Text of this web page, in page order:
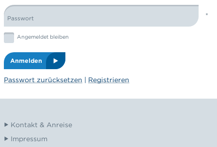
Passwort
Graphic: checkbox
Angemeldet bleiben
Anmelden
Passwort zurücksetzen| Registrieren
Kontakt & Anreise
Impressum